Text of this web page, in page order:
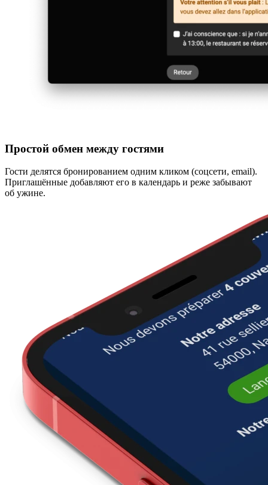
Простой обмен между гостями
Гости делятся бронированием одним кликом (соцсети, email).
Приглашённые добавляют его в календарь и реже забывают
об ужине.